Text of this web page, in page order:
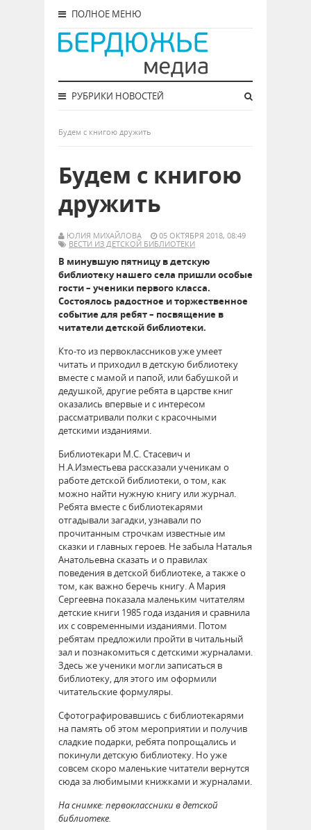
ПОЛНОЕ МЕНЮ
РУБРИКИ НОВОСТЕЙ
Будем с книгою дружить
Будем с книгою
дружить
ЮЛИЯ МИХАЙЛОВА
05 ОКТЯБРЯ 2018, 08:49
ВЕСТИ ИЗ ДЕТСКОЙ БИБЛИОТЕКИ
В минувшую пятницу в детскую
библиотеку нашего села пришли особые
гости – ученики первого класса.
Состоялось радостное и торжественное
событие для ребят – посвящение в
читатели детской библиотеки.
Кто-то из первоклассников уже умеет
читать и приходил в детскую библиотеку
вместе с мамой и папой, или бабушкой и
дедушкой, другие ребята в царстве книг
оказались впервые и с интересом
рассматривали полки с красочными
детскими изданиями.
Библиотекари М.С. Стасевич и
Н.А.Изместьева рассказали ученикам о
работе детской библиотеки, о том, как
можно найти нужную книгу или журнал.
Ребята вместе с библиотекарями
отгадывали загадки, узнавали по
прочитанным строчкам известные им
сказки и главных героев. Не забыла Наталья
Анатольевна сказать и о правилах
поведения в детской библиотеке, а также о
том, как важно беречь книгу. А Мария
Сергеевна показала маленьким читателям
детские книги 1985 года издания и сравнила
их с современными изданиями. Потом
ребятам предложили пройти в читальный
зал и познакомиться с детскими журналами.
Здесь же ученики могли записаться в
библиотеку, для этого им оформили
читательские формуляры.
Сфотографировавшись с библиотекарями
на память об этом мероприятии и получив
сладкие подарки, ребята попрощались и
покинули детскую библиотеку. Но уже
совсем скоро маленькие читатели вернутся
сюда за любимыми книжками и журналами.
На снимке: первоклассники в детской
библиотеке.